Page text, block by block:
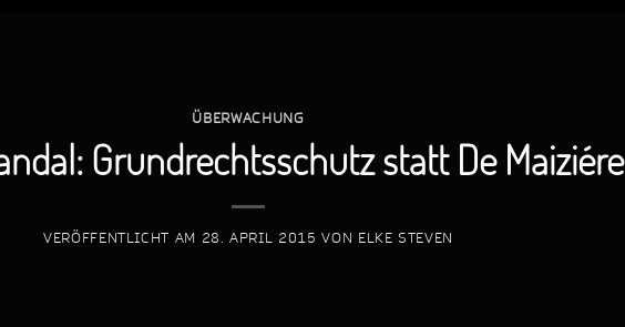
ÜBERWACHUNG
Grundrechtsschutz statt De Maiziére
VERÖFFENTLICHT AM 28. APRIL 2015 VON ELKE STEVEN